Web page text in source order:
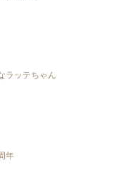
ラッテちゃん
年